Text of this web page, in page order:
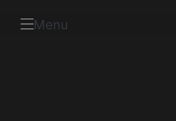
Menu